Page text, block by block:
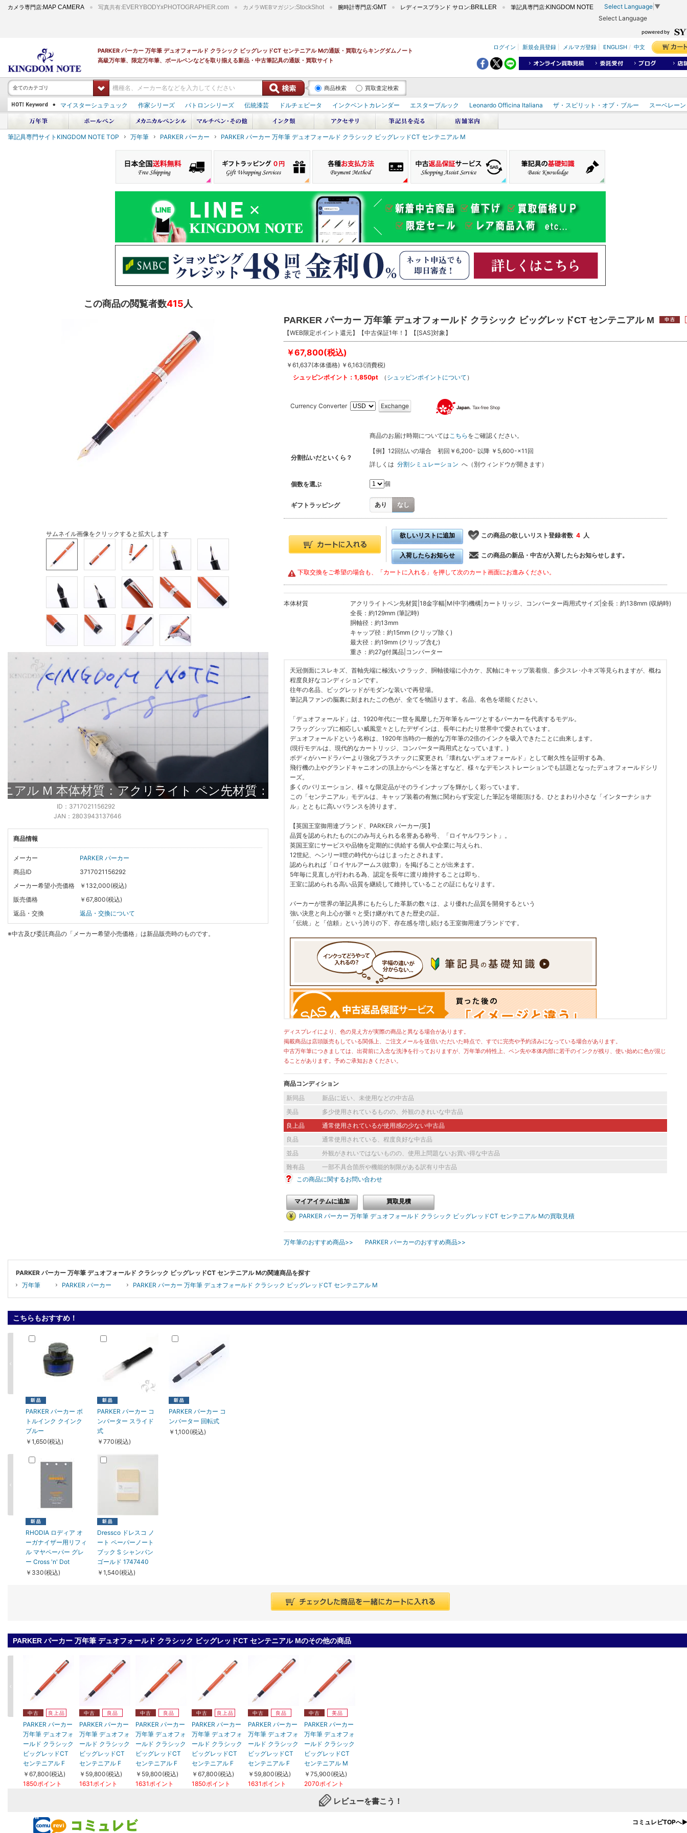
カメラ専門店:MAP CAMERA 写真共有: EVERYBODYxPHOTOGRAPHER.com カメラWEBマガジン:StockShot 腕時計専門店:GMT レディースブランド サロン:BRILLER 筆記具専門店:KINGDOM NOTE Select Language ▼
Select Language
PARKER パーカー 万年筆 デュオフォールド クラシック ビッグレッドCT センテニアル Mの通販・買取ならキングダムノート
高級万年筆、限定万年筆、ボールペンなどを取り揃える新品・中古筆記具の通販・買取サイト
ログイン 新規会員登録 メルマガ登録 ENGLISH / 中文
全てのカテゴリ 商品検索 買取査定検索
マイスターシュテュック 作家シリーズ パトロンシリーズ 伝統漆芸 ドルチェビータ インクベントカレンダー エスターブルック Leonardo Officina Italiana ザ・スピリット・オブ・ブルー
スーベレーン
PILOT 蒔絵
ダイアミン ボトルインク
筆記具専門サイトKINGDOM NOTE TOP 万年筆 PARKER パーカー PARKER パーカー 万年筆 デュオフォールド クラシック ビッグレッドCT センテニアル M
PARKER パーカー 万年筆 デュオフォールド クラシック ビッグレッドCT センテニアル M
【WEB限定ポイント還元】【中古保証1年！】【[SAS]対象】
この商品の閲覧者数415人
￥67,800(税込)
￥61,637(本体価格) ￥6,163(消費税)
シュッピンポイント：1,850pt
（ シュッピンポイントについて ）
Currency Converter Exchange
商品のお届け時期についてはこちら をご確認ください。
分割払いだといくら？
【例】12回払いの場合 初回￥6,200- 以降 ￥5,600-×11回
詳しくは 分割シミュレーション へ（別ウィンドウが開きます）
個数を選ぶ 個
ギフトラッピング あり なし
欲しいリストに追加 この商品の欲しいリスト登録者数 4 人
入荷したらお知らせ この商品の新品・中古が入荷したらお知らせします。
下取交換をご希望の場合も、「カートに入れる」を押して次のカート画面にお進みください。
本体材質
アクリライトペン先材質|18金字幅|M(中字)機構|カートリッジ、コンバーター両用式サイズ|全長：約138mm (収納時)
全長：約129mm (筆記時)
胴軸径：約13mm
キャップ径：約15mm (クリップ除く)
最大径：約19mm (クリップ含む)
重さ：約27g付属品|コンバーター
天冠側面にスレキズ、首軸先端に極浅いクラック、胴軸後端に小カケ、尻軸にキャップ装着痕、多少スレ･小キズ等見られますが、概ね
程度良好なコンディションです。
往年の名品、ビッグレッドがモダンな装いで再登場。
筆記具ファンの脳裏に刻まれたこの色が、全てを物語ります。名品、名色を堪能ください。
「デュオフォールド」は、1920年代に一世を風靡した万年筆をルーツとするパーカーを代表するモデル。
フラッグシップに相応しい威風堂々としたデザインは、長年にわたり世界中で愛されています。
デュオフォールドという名称は、1920年当時の一般的な万年筆の2倍のインクを吸入できたことに由来します。
(現行モデルは、現代的なカートリッジ、コンバーター両用式となっています。)
ボディがハードラバーより強化プラスチックに変更され「壊れないデュオフォールド」として耐久性を証明する為、
飛行機の上やグランドキャニオンの頂上からペンを落とすなど、様々なデモンストレーションでも話題となったデュオフォールドシリ
ーズ。
多くのバリエーション、様々な限定品がそのラインナップを輝かしく彩っています。
この「センテニアル」モデルは、キャップ装着の有無に関わらず安定した筆記を堪能頂ける、ひとまわり小さな「インターナショナ
ル」とともに高いバランスを誇ります。
【英国王室御用達ブランド、PARKER パーカー/英】
品質を認められたものにのみ与えられる名誉ある称号、「ロイヤルワラント」。
英国王室にサービスや品物を定期的に供給する個人や企業に与えられ、
12世紀、ヘンリーII世の時代からはじまったとされます。
認められれば「ロイヤルアームス(紋章)」を掲げることが出来ます。
5年毎に見直しが行われる為、認定を長年に渡り維持することは即ち、
王室に認められる高い品質を継続して維持していることの証にもなります。
パーカーが世界の筆記具界にもたらした革新の数々は、より優れた品質を開発するという
強い決意と向上心が脈々と受け継がれてきた歴史の証。
「伝統」と「信頼」という誇りの下、存在感を増し続ける王室御用達ブランドです。
ディスプレイにより、色の見え方が実際の商品と異なる場合があります。
掲載商品は店頭販売もしている関係上、ご注文メールを送信いただいた時点で、すでに完売や予約済みになっている場合があります。
中古万年筆につきましては、出荷前に入念な洗浄を行っておりますが、万年筆の特性上、ペン先や本体内部に若干のインクが残り、使い始めに色が混じ
ることがあります。予めご承知おきください。
商品コンディション
新同品
新品に近い、未使用などの中古品
美品
多少使用されているものの、外観のきれいな中古品
良上品
通常使用されているが使用感の少ない中古品
良品
通常使用されている、程度良好な中古品
並品
外観がきれいではないものの、使用上問題ないお買い得な中古品
難有品
一部不具合箇所や機能的制限がある訳有り中古品
この商品に関するお問い合わせ
マイアイテムに追加
買取見積
PARKER パーカー 万年筆 デュオフォールド クラシック ビッグレッドCT センテニアル Mの買取見積
万年筆のおすすめ商品>> PARKER パーカーのおすすめ商品>>
サムネイル画像をクリックすると拡大します
ID：3717021156292
JAN：2803943137646
商品情報
メーカー
PARKER パーカー
商品ID
3717021156292
メーカー希望小売価格
￥132,000(税込)
販売価格
￥67,800(税込)
返品・交換
返品・交換について
※中古及び委託商品の「メーカー希望小売価格」は新品販売時のものです。
PARKER パーカー 万年筆 デュオフォールド クラシック ビッグレッドCT センテニアル Mの関連商品を探す
万年筆
PARKER パーカー PARKER パーカー 万年筆 デュオフォールド クラシック ビッグレッドCT センテニアル M
こちらもおすすめ！
PARKER パーカー ボ
トルインク クインク
ブルー
￥1,650(税込)
PARKER パーカー コ
ンバーター スライド
式
￥770(税込)
PARKER パーカー コ
ンバーター 回転式
￥1,100(税込)
RHODIA ロディア オ
ーガナイザー用リフィ
ル マヤペーパー グレ
ー Cross 'n' Dot
￥330(税込)
Dressco ドレスコ ノ
ート ペーパーノート
ブック S シャンパン
ゴールド 1747440
￥1,540(税込)
PARKER パーカー 万年筆 デュオフォールド クラシック ビッグレッドCT センテニアル Mのその他の商品
中古 良上品
PARKER パーカー
万年筆 デュオフォ
ールド クラシック
ビッグレッドCT
センテニアル F
￥67,800(税込)
1850ポイント
中古 良品
PARKER パーカー
万年筆 デュオフォ
ールド クラシック
ビッグレッドCT
センテニアル F
￥59,800(税込)
1631ポイント
中古 良品
PARKER パーカー
万年筆 デュオフォ
ールド クラシック
ビッグレッドCT
センテニアル F
￥59,800(税込)
1631ポイント
中古 良上品
PARKER パーカー
万年筆 デュオフォ
ールド クラシック
ビッグレッドCT
センテニアル F
￥67,800(税込)
1850ポイント
中古 良品
PARKER パーカー
万年筆 デュオフォ
ールド クラシック
ビッグレッドCT
センテニアル F
￥59,800(税込)
1631ポイント
中古 美品
PARKER パーカー
万年筆 デュオフォ
ールド クラシック
ビッグレッドCT
センテニアル M
￥75,900(税込)
2070ポイント
レビューを書こう！
コミュレビTOPへ▶